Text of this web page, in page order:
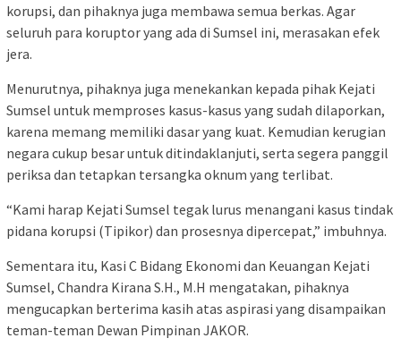
korupsi, dan pihaknya juga membawa semua berkas. Agar
seluruh para koruptor yang ada di Sumsel ini, merasakan efek
jera.
Menurutnya, pihaknya juga menekankan kepada pihak Kejati
Sumsel untuk memproses kasus-kasus yang sudah dilaporkan,
karena memang memiliki dasar yang kuat. Kemudian kerugian
negara cukup besar untuk ditindaklanjuti, serta segera panggil
periksa dan tetapkan tersangka oknum yang terlibat.
“Kami harap Kejati Sumsel tegak lurus menangani kasus tindak
pidana korupsi (Tipikor) dan prosesnya dipercepat,” imbuhnya.
Sementara itu, Kasi C Bidang Ekonomi dan Keuangan Kejati
Sumsel, Chandra Kirana S.H., M.H mengatakan, pihaknya
mengucapkan berterima kasih atas aspirasi yang disampaikan
teman-teman Dewan Pimpinan JAKOR.